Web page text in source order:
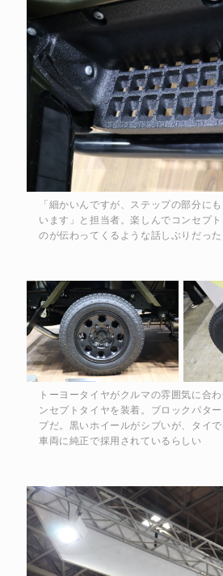
「細かいんですが、ステップの部分に
います」と担当者。楽しんでコンセプ
のが伝わってくるような話しぶりだった
トーヨータイヤがクルマの雰囲気に合
ンセプトタイヤを装着。ブロックパタ
プだ。黒いホイールがシブいが、タイ
車両に純正で採用されているらしい